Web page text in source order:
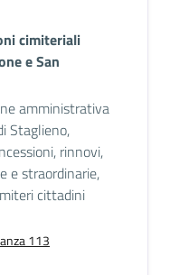
cimiteriali
e San
amministrativa
Staglieno,
rinnovi,
e straordinarie,
cittadini
113